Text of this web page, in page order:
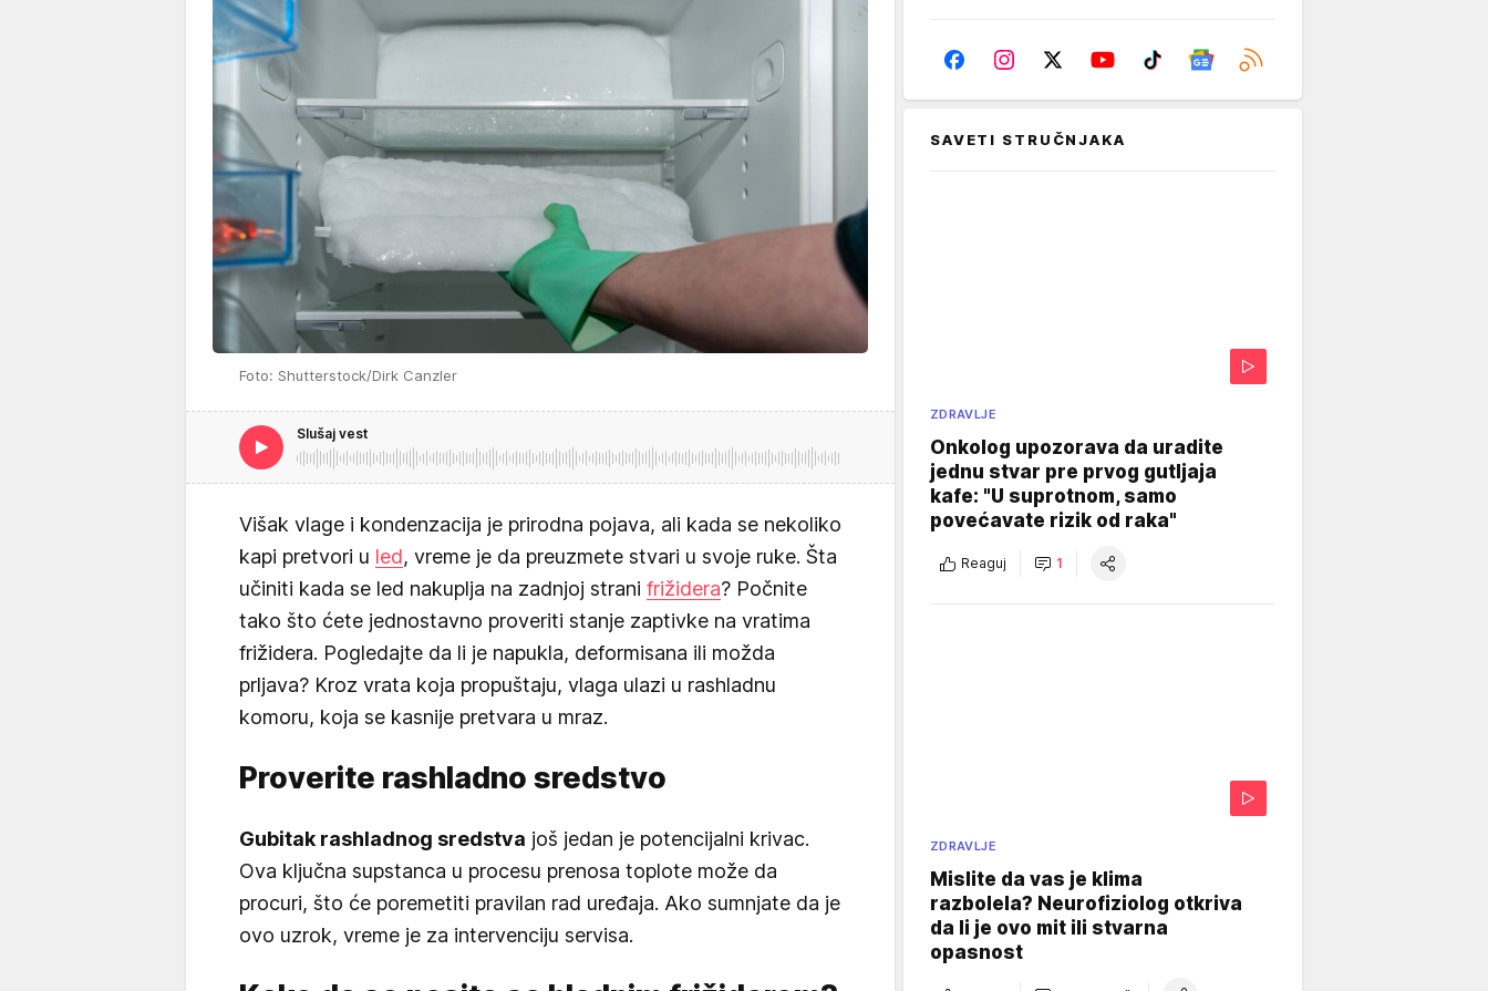
Foto: Shutterstock/Dirk Canzler
Slušaj vest
Višak vlage i kondenzacija je prirodna pojava, ali kada se nekoliko
kapi pretvori u led, vreme je da preuzmete stvari u svoje ruke. Šta
učiniti kada se led nakuplja na zadnjoj strani frižidera? Počnite
tako što ćete jednostavno proveriti stanje zaptivke na vratima
frižidera. Pogledajte da li je napukla, deformisana ili možda
prljava? Kroz vrata koja propuštaju, vlaga ulazi u rashladnu
komoru, koja se kasnije pretvara u mraz.
Proverite rashladno sredstvo
Gubitak rashladnog sredstva još jedan je potencijalni krivac.
Ova ključna supstanca u procesu prenosa toplote može da
procuri, što će poremetiti pravilan rad uređaja. Ako sumnjate da je
ovo uzrok, vreme je za intervenciju servisa.
SAVETI STRUČNJAKA
ZDRAVLJE
Onkolog upozorava da uradite
jednu stvar pre prvog gutljaja
kafe: "U suprotnom, samo
povećavate rizik od raka"
Reaguj 1
ZDRAVLJE
Mislite da vas je klima
razbolela? Neurofiziolog otkriva
da li je ovo mit ili stvarna
opasnost